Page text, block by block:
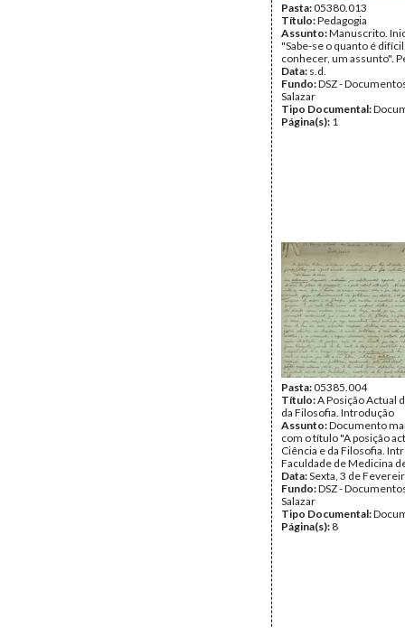
Pasta:05380.013
Título:Pedagogia
Assunto:Manuscrito.
"Sabe-se o quanto é
conhecer, um assunto".
Data: s.d.
Fundo:DSZ -
Salazar
Tipo Documental:
Página(s): 1
Pasta:05385.004
Título:A Posição Actual
da Filosofia. Introdução
Assunto:Documento
com o título "A posição
Ciência e da Filosofia.
Faculdade de Medicina
Data:Sexta, 3 de
Fundo:DSZ -
Salazar
Tipo Documental:
Página(s): 8